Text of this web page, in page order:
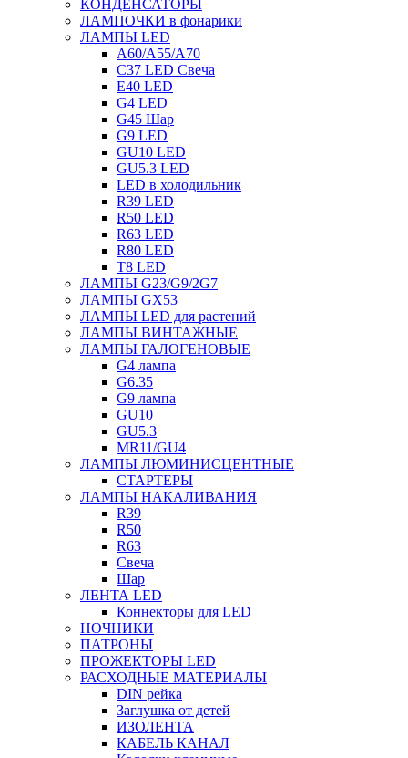
КОНДЕНСАТОРЫ
ЛАМПОЧКИ в фонарики
ЛАМПЫ LED
A60/A55/A70
C37 LED Свеча
E40 LED
G4 LED
G45 Шар
G9 LED
GU10 LED
GU5.3 LED
LED в холодильник
R39 LED
R50 LED
R63 LED
R80 LED
T8 LED
ЛАМПЫ G23/G9/2G7
ЛАМПЫ GX53
ЛАМПЫ LED для растений
ЛАМПЫ ВИНТАЖНЫЕ
ЛАМПЫ ГАЛОГЕНОВЫЕ
G4 лампа
G6.35
G9 лампа
GU10
GU5.3
MR11/GU4
ЛАМПЫ ЛЮМИНИСЦЕНТНЫЕ
СТАРТЕРЫ
ЛАМПЫ НАКАЛИВАНИЯ
R39
R50
R63
Свеча
Шар
ЛЕНТА LED
Коннекторы для LED
НОЧНИКИ
ПАТРОНЫ
ПРОЖЕКТОРЫ LED
РАСХОДНЫЕ МАТЕРИАЛЫ
DIN рейка
Заглушка от детей
ИЗОЛЕНТА
КАБЕЛЬ КАНАЛ